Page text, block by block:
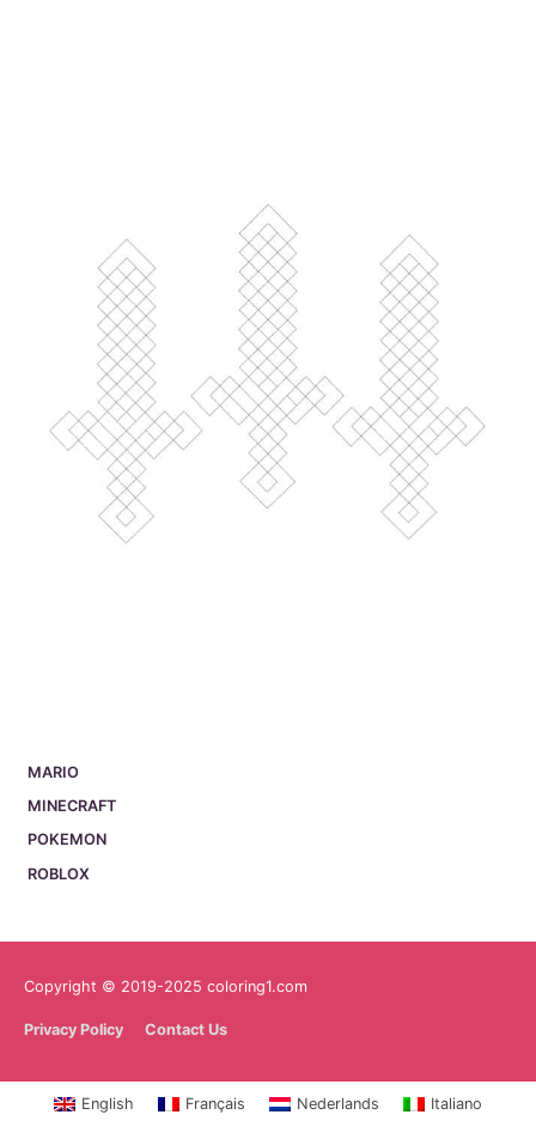
MARIO
MINECRAFT
POKEMON
ROBLOX
Copyright © 2019-2025 coloring1.com
Privacy Policy Contact Us
English Français Nederlands Italiano